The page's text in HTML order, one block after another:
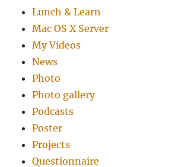
Lunch & Learn
Mac OS X Server
My Videos
News
Photo
Photo gallery
Podcasts
Poster
Projects
Questionnaire